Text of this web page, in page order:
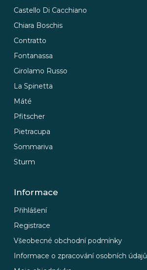
Castello Di Cacchiano
Chiara Boschis
Contratto
Fontanassa
Girolamo Russo
La Spinetta
Máté
Pfitscher
Pietracupa
Sommariva
Sturm
Informace
Přihlášení
Registrace
Všeobecné obchodní podmínky
Informace o zpracování osobních údajů